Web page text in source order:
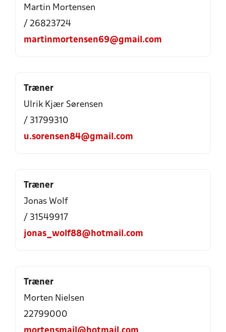
Martin Mortensen
/ 26823724
martinmortensen69@gmail.com
Træner
Ulrik Kjær Sørensen
/ 31799310
u.sorensen84@gmail.com
Træner
Jonas Wolf
/ 31549917
jonas_wolf88@hotmail.com
Træner
Morten Nielsen
22799000